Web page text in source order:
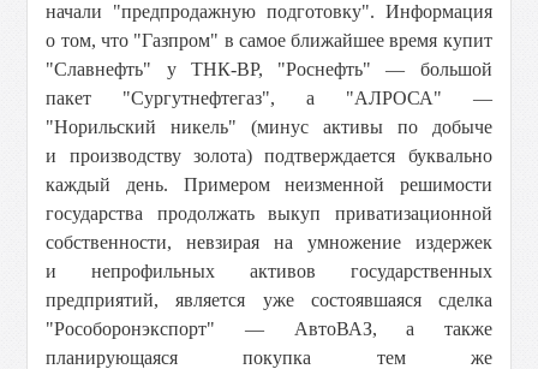
начали "предпродажную подготовку". Информация
о том, что "Газпром" в самое ближайшее время купит
"Славнефть" у ТНК-ВР, "Роснефть" — большой
пакет "Сургутнефтегаз", а "АЛРОСА" —
"Норильский никель" (минус активы по добыче
и производству золота) подтверждается буквально
каждый день. Примером неизменной решимости
государства продолжать выкуп приватизационной
собственности, невзирая на умножение издержек
и непрофильных активов государственных
предприятий, является уже состоявшаяся сделка
"Рособоронэкспорт" — АвтоВАЗ, а также
планирующаяся покупка тем же